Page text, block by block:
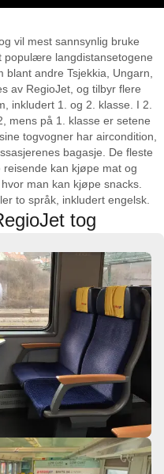
vil mest sannsynlig bruke
populære langdistansetogene
andre Tsjekkia, Ungarn,
av RegioJet, og tilbyr flere
inkludert 1. og 2. klasse. I 2.
mens på 1. klasse er setene
togvogner har aircondition,
bagasje. De fleste
kan kjøpe mat og
man kan kjøpe snacks.
to språk, inkludert engelsk.
tog